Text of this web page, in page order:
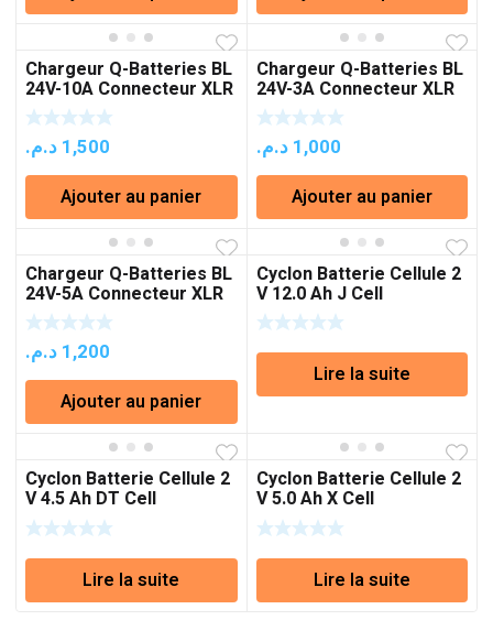
était :
est :
770 د.م..
Chargeur Q-Batteries BL
24V-10A Connecteur XLR
1,500 د.م.
Ajouter au panier
Chargeur Q-Batteries BL
24V-3A Connecteur XLR
1,000 د.م.
Ajouter au panier
Chargeur Q-Batteries BL
24V-5A Connecteur XLR
1,200 د.م.
Ajouter au panier
Cyclon Batterie Cellule 2
V 12.0 Ah J Cell
Lire la suite
Cyclon Batterie Cellule 2
V 4.5 Ah DT Cell
Lire la suite
Cyclon Batterie Cellule 2
V 5.0 Ah X Cell
Lire la suite